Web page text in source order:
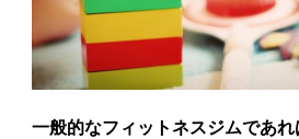
一般的なフィットネスジムであ